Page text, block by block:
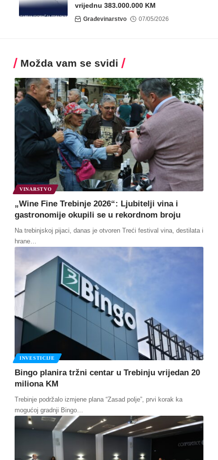
vrijednu 383.000.000 KM
Građevinarstvo 07/05/2026
Možda vam se svidi
VINARSTVO
„Wine Fine Trebinje 2026“: Ljubitelji vina i
gastronomije okupili se u rekordnom broju
Na trebinjskoj pijaci, danas je otvoren Treći festival vina, destilata i
hrane…
INVESTICIJE
Bingo planira tržni centar u Trebinju vrijedan 20
miliona KM
Trebinje podržalo izmjene plana “Zasad polje”, prvi korak ka
mogućoj gradnji Bingo